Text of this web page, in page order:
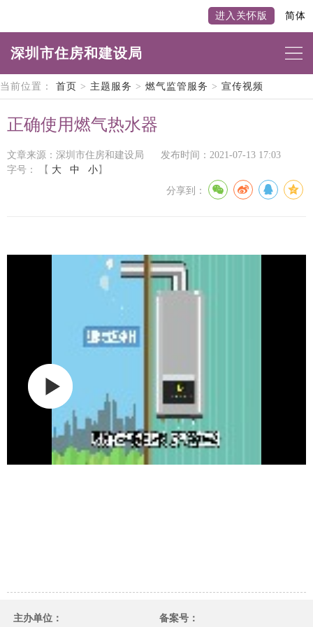
进入关怀版 简体
深圳市住房和建设局
当前位置： 首页 > 主题服务 > 燃气监管服务 > 宣传视频
正确使用燃气热水器
文章来源：深圳市住房和建设局
发布时间：2021-07-13 17:03
字号：
【 大 中 小 】
分享到：
主办单位： 备案号：